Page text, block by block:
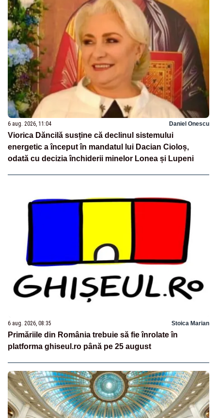
6 aug. 2026, 11:04 Daniel Onescu
Viorica Dăncilă susține că declinul sistemului
energetic a început în mandatul lui Dacian Cioloș,
odată cu decizia închiderii minelor Lonea și Lupeni
6 aug. 2026, 08:35 Stoica Marian
Primăriile din România trebuie să fie înrolate în
platforma ghiseul.ro până pe 25 august